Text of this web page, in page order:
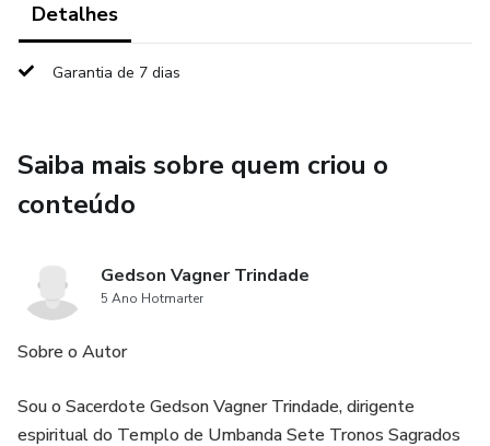
energia vital.
Módulo 3: Energia dos Cristais e os Chakras - Descubra
Módulo 4: Auriculoterapia e Acupuntura para Autocura -
Este guia prático é ideal para quem busca um caminho
bem-estar a partir de abordagens holísticas e acessíveis.
autocura hoje mesmo.
Detalhes
Garantia de 7 dias
Saiba mais sobre quem criou o
conteúdo
Gedson Vagner Trindade
5 Ano Hotmarter
Sobre o Autor
Sou o Sacerdote Gedson Vagner Trindade, dirigente
espiritual do Templo de Umbanda Sete Tronos Sagrados